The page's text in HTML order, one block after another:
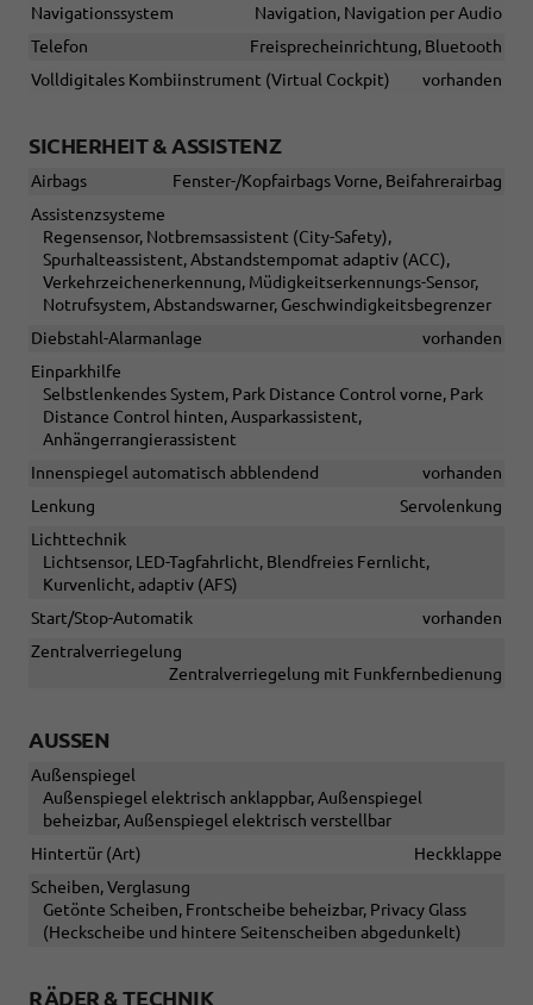
Navigationssystem
Navigation, Navigation per Audio
Telefon
Freisprecheinrichtung, Bluetooth
Volldigitales Kombiinstrument (Virtual Cockpit)
vorhanden
SICHERHEIT & ASSISTENZ
Airbags
Fenster-/Kopfairbags Vorne, Beifahrerairbag
Assistenzsysteme
Regensensor, Notbremsassistent (City-Safety),
Spurhalteassistent, Abstandstempomat adaptiv (ACC),
Verkehrzeichenerkennung, Müdigkeitserkennungs-Sensor,
Notrufsystem, Abstandswarner, Geschwindigkeitsbegrenzer
Diebstahl-Alarmanlage
vorhanden
Einparkhilfe
Selbstlenkendes System, Park Distance Control vorne, Park
Distance Control hinten, Ausparkassistent,
Anhängerrangierassistent
Innenspiegel automatisch abblendend
vorhanden
Lenkung
Servolenkung
Lichttechnik
Lichtsensor, LED-Tagfahrlicht, Blendfreies Fernlicht,
Kurvenlicht, adaptiv (AFS)
Start/Stop-Automatik
vorhanden
Zentralverriegelung
Zentralverriegelung mit Funkfernbedienung
AUSSEN
Außenspiegel
Außenspiegel elektrisch anklappbar, Außenspiegel
beheizbar, Außenspiegel elektrisch verstellbar
Hintertür (Art)
Heckklappe
Scheiben, Verglasung
Getönte Scheiben, Frontscheibe beheizbar, Privacy Glass
(Heckscheibe und hintere Seitenscheiben abgedunkelt)
RÄDER & TECHNIK